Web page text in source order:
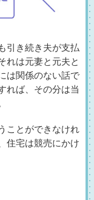
引き続き夫が支払
れは元妻と元夫と
は関係のない話で
れば、その分は当
ことができなけれ
住宅は競売にかけ